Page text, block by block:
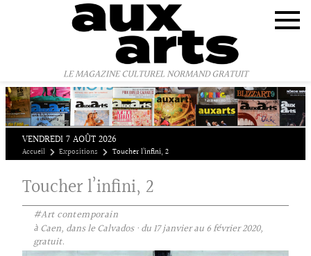
LE MAGAZINE CULTUREL NORMAND GRATUIT
VENDREDI 7 AOÛT 2026
Accueil Expositions Toucher l’infini, 2
Toucher l’infini, 2
#Art contemporain
à Caen, dans le Calvados · du 17 janvier au 6 février 2020,
gratuit.
Panneau de gestion des cookies